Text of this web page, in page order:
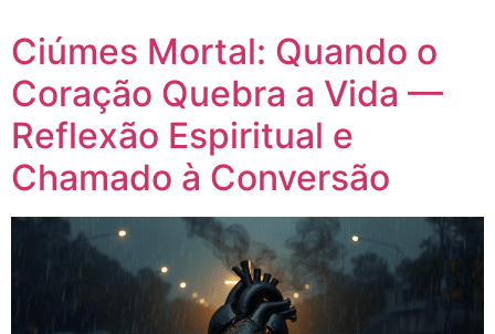
Ciúmes Mortal: Quando o
Coração Quebra a Vida —
Reflexão Espiritual e
Chamado à Conversão